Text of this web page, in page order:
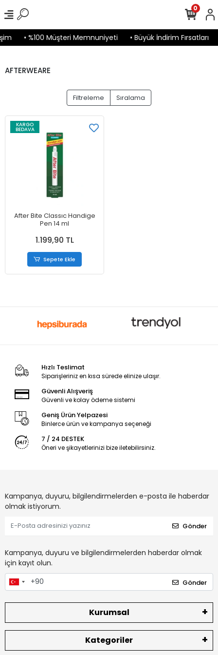
• %100 Müşteri Memnuniyeti • Büyük İndirim Fırsatları
0
AFTERWEARE
Filtreleme Sıralama
KARGO
BEDAVA
After Bite Classıc Handige
Pen 14 ml
1.199,90 TL
Sepete Ekle
Hızlı Teslimat
Siparişleriniz en kısa sürede elinize ulaşır.
Güvenli Alışveriş
Güvenli ve kolay ödeme sistemi
Geniş Ürün Yelpazesi
Binlerce ürün ve kampanya seçeneği
7 / 24 DESTEK
Öneri ve şikayetlerinizi bize iletebilirsiniz.
Kampanya, duyuru, bilgilendirmelerden e-posta ile haberdar
olmak istiyorum.
Gönder
Kampanya, duyuru ve bilgilendirmelerden haberdar olmak
için kayıt olun.
Gönder
Kurumsal
Kategoriler